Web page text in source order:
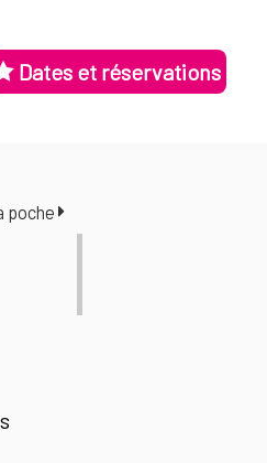
Dates et réservations
poche